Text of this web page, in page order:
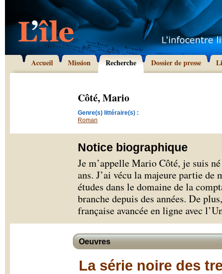
Accueil Mission Recherche Dossier de presse
Côté, Mario
Genre(s) littéraire(s) :
Roman
Notice biographique
Je m’appelle Mario Côté, je suis
ans. J’ai vécu la majeure partie de
études dans le domaine de la
branche depuis des années. De
française avancée en ligne avec
Oeuvres
La série noire des